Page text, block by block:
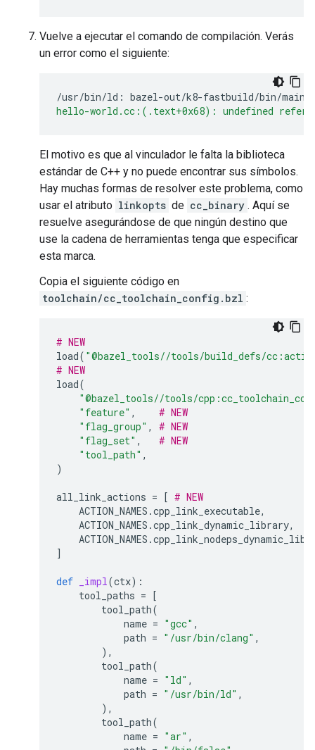
Vuelve a ejecutar el comando de compilación. Verás
un error como el siguiente:
/usr/bin/ld: bazel-out/k8-fastbuild/bin/
hello-world.cc:(.text+0x68): undefined
El motivo es que al vinculador le falta la biblioteca
estándar de C++ y no puede encontrar sus símbolos.
Hay muchas formas de resolver este problema, como
usar el atributo linkopts de cc_binary . Aquí se
resuelve asegurándose de que ningún destino que
use la cadena de herramientas tenga que especificar
esta marca.
Copia el siguiente código en
toolchain/cc_toolchain_config.bzl :
# NEW
load( "@bazel_tools//tools/build_defs/
# NEW
load(
"@bazel_tools//tools/
"feature" ,
# NEW
"flag_group" ,
# NEW
"flag_set" ,
# NEW
"tool_path" ,
)
all_link_actions = [ # NEW
ACTION_NAMES .cpp_link_executable,
ACTION_NAMES .cpp_link_dynamic_library,
ACTION_NAMES .
]
def _impl(ctx):
tool_paths = [
tool_path(
name = "gcc" ,
path = "/usr/bin/clang" ,
),
tool_path(
name = "ld" ,
path = "/usr/bin/ld" ,
),
tool_path(
name = "ar" ,